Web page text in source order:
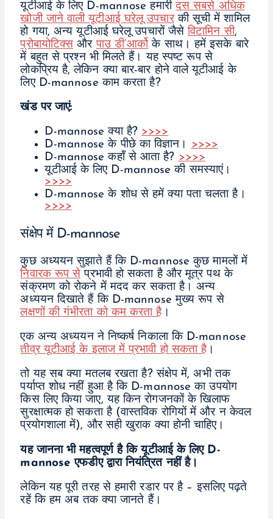
यूटीआई के लिए D-mannose हमारीदस सबसे अधिक
खोजी जाने वाली यूटीआई घरेलू उपचारकी सूची में शामिल
हो गया, अन्य यूटीआई घरेलू उपचारों जैसेविटामिन सी,
प्रोबायोटिक्स औरपाउ डी’आर्कोके साथ। हमें इसके बारे
में बहुत से प्रश्न भी मिलते हैं। यह स्पष्ट रूप से
लोकप्रिय है, लेकिन क्या बार-बार होने वाले यूटीआई के
लिए D-mannose काम करता है?
खंड पर जाएं:
D-mannose क्या है? >>>>
D-mannose के पीछे का विज्ञान। >>>>
D-mannose कहाँ से आता है? >>>>
यूटीआई के लिए D-mannose की समस्याएं।
>>>>
D-mannose के शोध से हमें क्या पता चलता है।
>>>>
संक्षेप में D-mannose
कुछ अध्ययन सुझाते हैं कि D-mannose कुछ मामलों में
निवारक रूप से प्रभावी हो सकता है और मूत्र पथ के
संक्रमण को रोकने में मदद कर सकता है। अन्य
अध्ययन दिखाते हैं कि D-mannose मुख्य रूप से
लक्षणों की गंभीरता को कम करता है।
एक अन्य अध्ययन ने निष्कर्ष निकाला कि D-mannose
तीव्र यूटीआई के इलाज में प्रभावी हो सकता है।
तो यह सब क्या मतलब रखता है? संक्षेप में, अभी तक
पर्याप्त शोध नहीं हुआ है कि D-mannose का उपयोग
किस लिए किया जाए, यह किन रोगजनकों के खिलाफ
सुरक्षात्मक हो सकता है (वास्तविक रोगियों में और न केवल
प्रयोगशाला में), और सही खुराक क्या होनी चाहिए।
यह जानना भी महत्वपूर्ण है कि यूटीआई के लिए D-
mannose एफडीए द्वारा नियंत्रित नहीं है।
लेकिन यह पूरी तरह से हमारी रडार पर है – इसलिए पढ़ते
रहें कि हम अब तक क्या जानते हैं।